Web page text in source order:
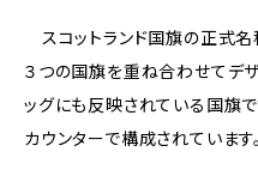
スコットランド国旗の正式名
３つの国旗を重ね合わせてデ
ッグにも反映されている国旗
カウンターで構成されています。